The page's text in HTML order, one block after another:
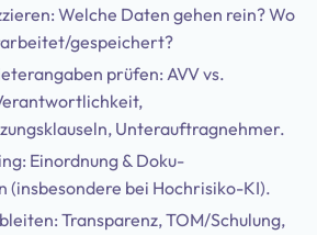
Welche Daten gehen rein? Wo
gespeichert?
prüfen: AVV vs.
Unterauftragnehmer.
Einordnung & Doku-
(insbesondere bei Hochrisiko-KI).
Transparenz, TOM/Schulung,